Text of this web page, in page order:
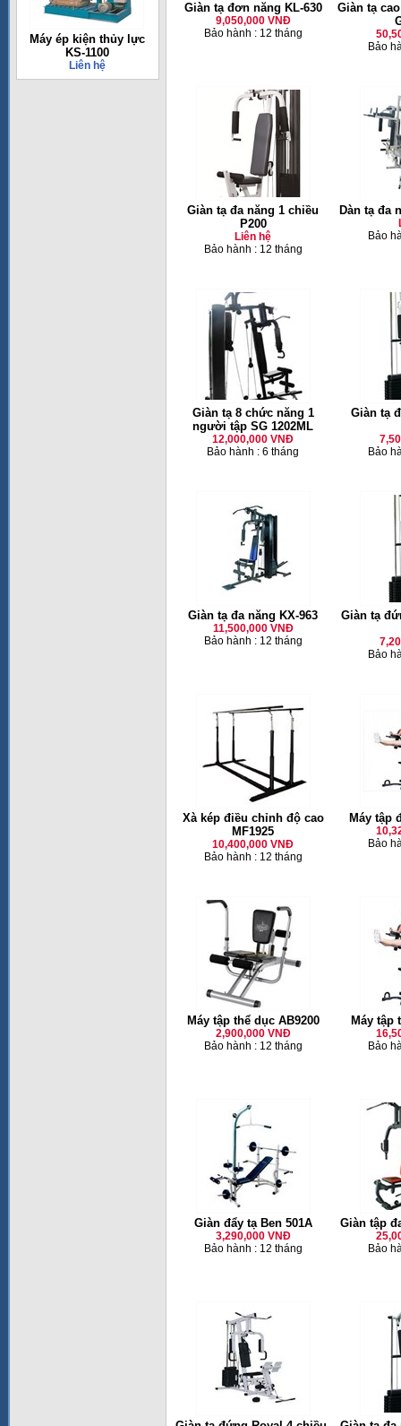
Máy ép kiện thủy lực
KS-1100
Liên hệ
Giàn tạ đơn năng KL-630
9,050,000 VNĐ
Bảo hành : 12 tháng
Giàn tạ
Bảo
Giàn tạ đa năng 1 chiều
P200
Liên hệ
Bảo hành : 12 tháng
Dàn tạ đa
Bảo
Giàn tạ 8 chức năng 1
người tập SG 1202ML
12,000,000 VNĐ
Bảo hành : 6 tháng
Giàn tạ
Bảo
Giàn tạ đa năng KX-963
11,500,000 VNĐ
Bảo hành : 12 tháng
Giàn tạ
Bảo
Xà kép điều chỉnh độ cao
MF1925
10,400,000 VNĐ
Bảo hành : 12 tháng
Máy tập
Bảo
Máy tập thể dục AB9200
2,900,000 VNĐ
Bảo hành : 12 tháng
Máy tập
Bảo
Giàn đẩy tạ Ben 501A
3,290,000 VNĐ
Bảo hành : 12 tháng
Giàn tập
Bảo